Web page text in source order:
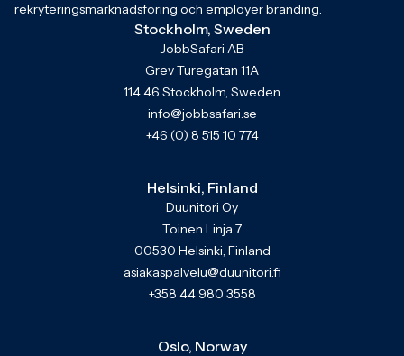
rekryteringsmarknadsföring och employer branding.
Stockholm, Sweden
JobbSafari AB
Grev Turegatan 11A
114 46 Stockholm, Sweden
info@jobbsafari.se
+46 (0) 8 515 10 774
Helsinki, Finland
Duunitori Oy
Toinen Linja 7
00530 Helsinki, Finland
asiakaspalvelu@duunitori.fi
+358 44 980 3558
Oslo, Norway